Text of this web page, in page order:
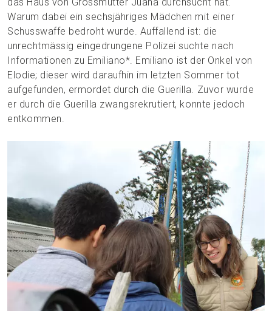
Warum dabei ein sechsjähriges Mädchen mit einer
Schusswaffe bedroht wurde. Auffallend ist: die
unrechtmässig eingedrungene Polizei suchte nach
Informationen zu Emiliano*. Emiliano ist der Onkel von
Elodie; dieser wird daraufhin im letzten Sommer tot
aufgefunden, ermordet durch die Guerilla. Zuvor wurde
er durch die Guerilla zwangsrekrutiert, konnte jedoch
entkommen.